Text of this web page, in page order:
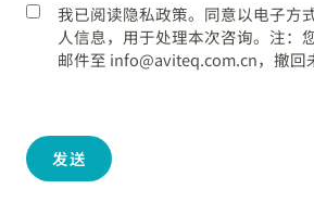
我已阅读隐私政策。同意以电子方
人信息，用于处理本次咨询。注：
邮件至 info@aviteq.com.cn，撤回
发送